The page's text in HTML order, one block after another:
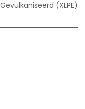
Gevulkaniseerd (XLPE)